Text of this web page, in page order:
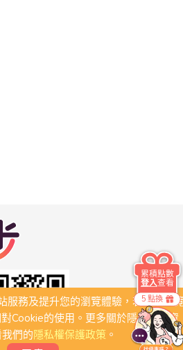
服務及提升您的瀏覽體驗，若繼續瀏
Cookie的使用。更多關於隱私保護資
們的隱私權保護政策。
5 點換
累積點數
登入查看